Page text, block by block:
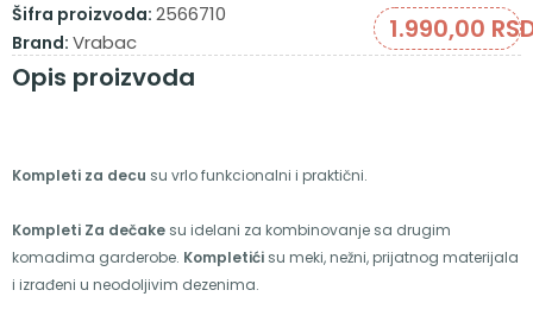
Šifra proizvoda: 2566710
Brand: Vrabac 1.990,00
Opis proizvoda
Kompleti za decu su vrlo funkcionalni i praktični.
Kompleti Za dečake su idelani za kombinovanje sa drugim
komadima garderobe. Kompletići su meki, nežni, prijatnog materijala
i izrađeni u neodoljivim dezenima.